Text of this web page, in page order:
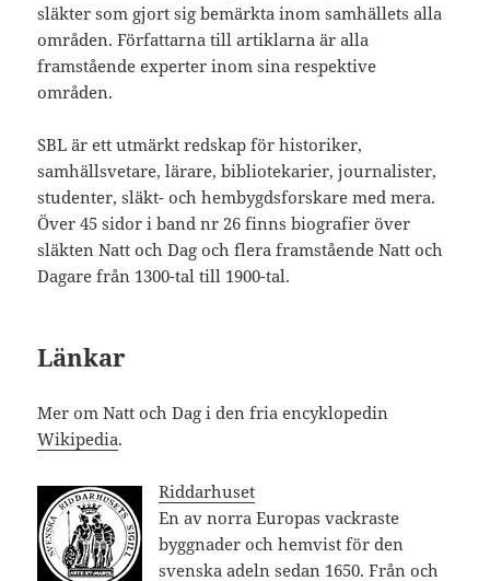
släkter som gjort sig bemärkta inom samhällets alla
områden. Författarna till artiklarna är alla
framstående experter inom sina respektive
områden.
SBL är ett utmärkt redskap för historiker,
samhällsvetare, lärare, bibliotekarier, journalister,
studenter, släkt- och hembygdsforskare med mera.
Över 45 sidor i band nr 26 finns biografier över
släkten Natt och Dag och flera framstående Natt och
Dagare från 1300-tal till 1900-tal.
Länkar
Mer om Natt och Dag i den fria encyklopedin
Wikipedia.
Riddarhuset
En av norra Europas vackraste
byggnader och hemvist för den
svenska adeln sedan 1650. Från och